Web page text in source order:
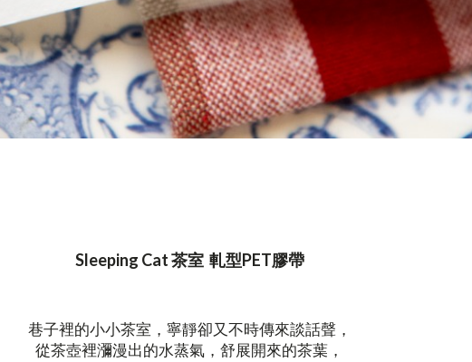
Sleeping Cat 茶室 軋型PET膠帶
巷子裡的小小茶室，寧靜卻又不時傳來談話聲，
從茶壺裡瀰漫出的水蒸氣，舒展開來的茶葉，